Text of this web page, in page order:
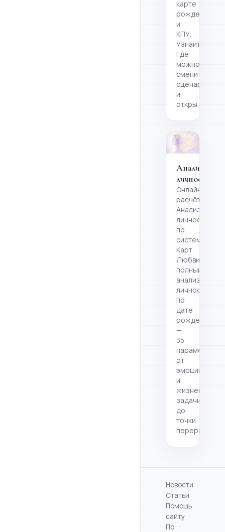
карте
рождения
и
КПУ.
Узнайте,
где
можно
сменить
сценарий
и
откры…
Анализ
личности
Онлайн-
расчёт
Анализ
личности
по
системе
Карт
Любви:
полный
анализ
личности
по
дате
рождения
—
35
параметров,
от
эмоций
и
жизненной
задачи
до
точки
Новости
Статьи
Помощь
сайту
По